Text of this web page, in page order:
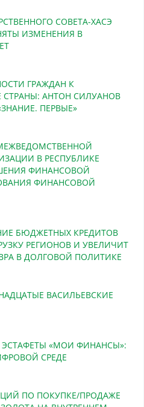
СОВЕТА-ХАСЭ
ИЗМЕНЕНИЯ В
ГРАЖДАН К
АНТОН СИЛУАНОВ
ПЕРВЫЕ»
В РЕСПУБЛИКЕ
ФИНАНСОВОЙ
ФИНАНСОВОЙ
БЮДЖЕТНЫХ КРЕДИТОВ
РЕГИОНОВ И УВЕЛИЧИТ
В ДОЛГОВОЙ ПОЛИТИКЕ
ВАСИЛЬЕВСКИЕ
ЭСТАФЕТЫ «МОИ ФИНАНСЫ»:
СРЕДЕ
ПО ПОКУПКЕ/ПРОДАЖЕ